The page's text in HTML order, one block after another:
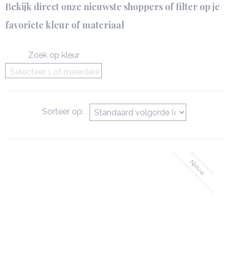
Bekijk direct onze nieuwste shoppers of filter op je
favoriete kleur of materiaal
Zoek op kleur
Selecteer 1 of meerdere
Sorteer op:
Nieuw